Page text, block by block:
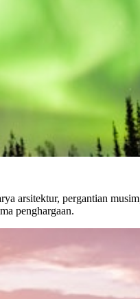
arsitektur, pergantian
penghargaan.